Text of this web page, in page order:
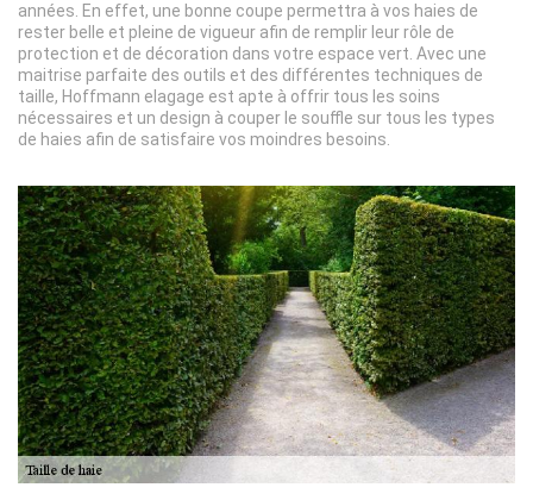
années. En effet, une bonne coupe permettra à vos haies de
rester belle et pleine de vigueur afin de remplir leur rôle de
protection et de décoration dans votre espace vert. Avec une
maitrise parfaite des outils et des différentes techniques de
taille, Hoffmann elagage est apte à offrir tous les soins
nécessaires et un design à couper le souffle sur tous les types
de haies afin de satisfaire vos moindres besoins.